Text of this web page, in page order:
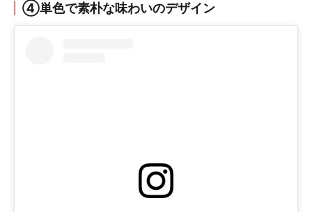
④単色で素朴な味わいのデザイン